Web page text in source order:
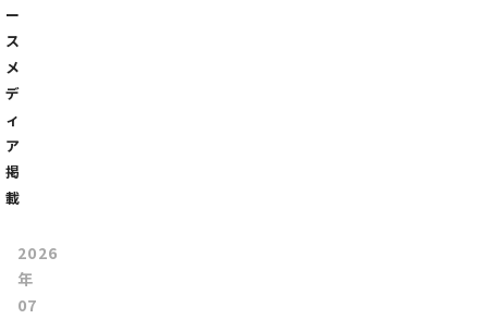
ー
ス
メ
デ
ィ
ア
掲
載
2026
年
07